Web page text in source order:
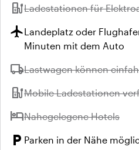
ev_stationNicht verfügbar:
Ladestationen für
flightLandeplatz oder
Minuten mit dem Auto
local_shippingNicht verfügbar:
Lastwagen können
ev_stationNicht verfügbar:
Mobile Ladestationen
hotelNicht verfügbar:
Nahegelegene Hotels
local_parking Parken in der Nähe